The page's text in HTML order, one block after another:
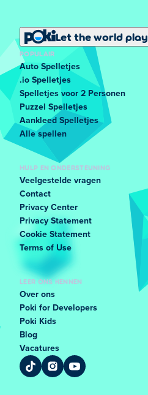
Let the world play
POPULAIR
Auto Spelletjes
.io Spelletjes
Spelletjes voor 2 Personen
Puzzel Spelletjes
Aankleed Spelletjes
Alle spellen
HULP EN ONDERSTEUNING
Veelgestelde vragen
Contact
Privacy Center
Privacy Statement
Cookie Statement
Terms of Use
LEER ONS KENNEN
Over ons
Poki for Developers
Poki Kids
Blog
Vacatures